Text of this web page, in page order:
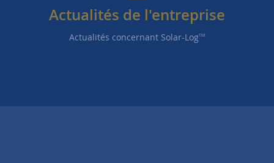
Actualités de l'entreprise
Actualités concernant Solar-LogTM